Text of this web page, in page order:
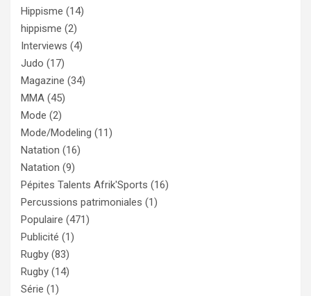
Hippisme (14)
hippisme (2)
Interviews (4)
Judo (17)
Magazine (34)
MMA (45)
Mode (2)
Mode/Modeling (11)
Natation (16)
Natation (9)
Pépites Talents Afrik'Sports (16)
Percussions patrimoniales (1)
Populaire (471)
Publicité (1)
Rugby (83)
Rugby (14)
Série (1)